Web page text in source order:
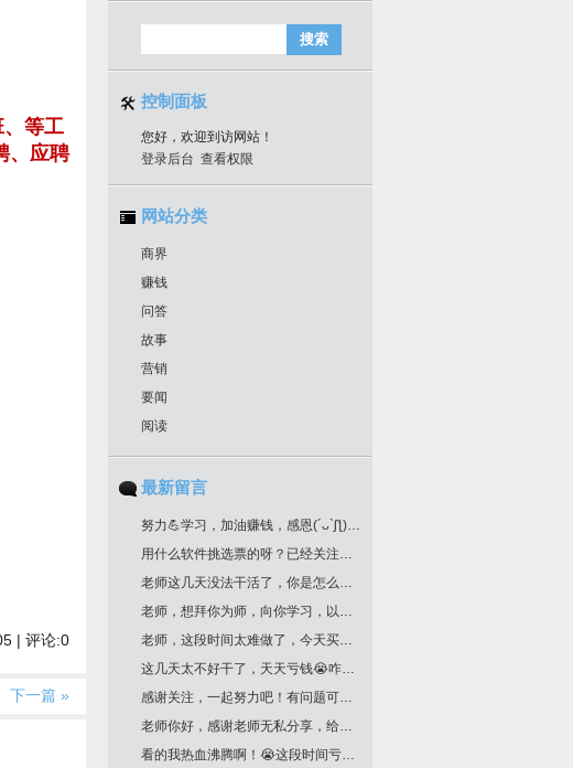
等工
、应聘
| 评论:0
下一篇 »
控制面板
您好，欢迎到访网站！
登录后台 查看权限
网站分类
商界
赚钱
问答
故事
营销
要闻
阅读
最新留言
努力💪学习，加油赚钱，感恩(´ᴗ`ʃƪ)老师分享干货
用什么软件挑选票的呀？已经关注您很久了！
老师这几天没法干活了，你是怎么挑选票票的？
老师，想拜你为师，向你学习，以邮箱联系你了，请回复为盼。
老师，这段时间太难做了，今天买明天跌，老师文中作业，是不是最后一根k线是卖点，前一根k线是买点？不知道对不对？请多多指教！
这几天太不好干了，天天亏钱😭咋办老师
感谢关注，一起努力吧！有问题可以留言
老师你好，感谢老师无私分享，给你邮箱留言了哈，我要学习交易技术课程！一定给我回复哈
看的我热血沸腾啊！😭这段时间亏惨了